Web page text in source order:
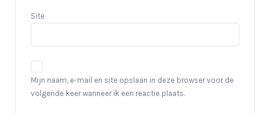
Site
Mijn naam, e-mail en site opslaan in deze browser voor de
volgende keer wanneer ik een reactie plaats.